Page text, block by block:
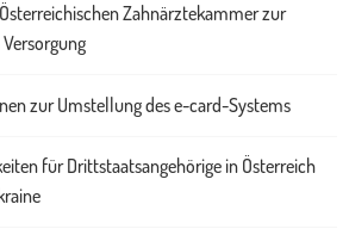
Zahnärztekammer zur
zur Umstellung des e-card-Systems
für Drittstaatsangehörige in Österreich